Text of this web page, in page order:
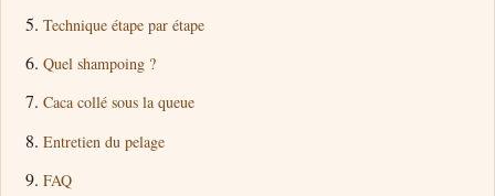
Technique étape par étape
Quel shampoing ?
Caca collé sous la queue
Entretien du pelage
FAQ